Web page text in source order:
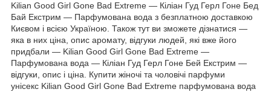
Kilian Good Girl Gone Bad Extreme ― Кіліан Гуд Герл Гоне Бед
Бай Екстрим ― Парфумована вода з безплатною доставкою
Києвом і всією Україною. Також тут ви зможете дізнатися ―
яка в них ціна, опис аромату, відгуки людей, які вже його
придбали — Kilian Good Girl Gone Bad Extreme ―
Парфумована вода — Кіліан Гуд Герл Гоне Бей Екстрим —
відгуки, опис і ціна. Купити жіночі та чоловічі парфуми
унісекс Kilian Good Girl Gone Bad Extreme парфумована вода